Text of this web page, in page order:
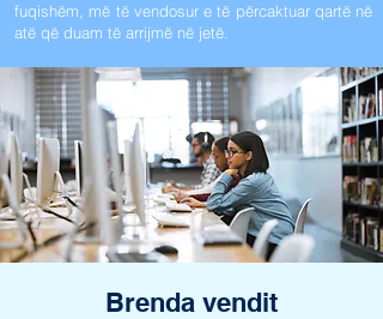
fuqishëm, më të vendosur e të përcaktuar qartë në
atë që duam të arrijmë në jetë.
Brenda vendit